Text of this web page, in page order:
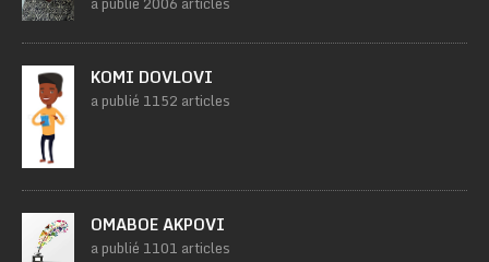
KOMI DOVLOVI
a publié 1152 articles
OMABOE AKPOVI
a publié 1101 articles